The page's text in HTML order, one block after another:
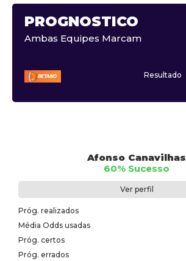
PROGNÓSTICO
Ambas Equipes Marcam
Resultado
Afonso Canavilhas
60% Sucesso
Ver perfil
Próg. realizados
Média Odds usadas
Próg. certos
Próg. errados